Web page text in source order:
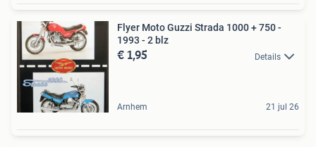
Flyer Moto Guzzi Strada 1000 + 750 -
1993 - 2 blz
€ 1,95 Details
Arnhem 21 jul 26